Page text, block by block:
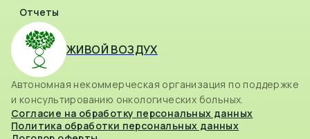
Отчеты
ЖИВОЙ ВОЗДУХ
Автономная некоммерческая организация по поддержке
и консультированию онкологических больных.
Согласие на обработку персональных данных
Политика обработки персональных данных